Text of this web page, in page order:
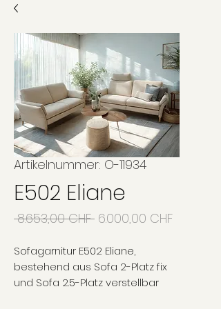
Artikelnummer: O-11934
E502 Eliane
8.653,00 CHF Standardpreis
6.000,00 CHFSale-
Sofagarnitur E502 Eliane,
bestehend aus Sofa 2-Platz fix
und Sofa 2.5-Platz verstellbar